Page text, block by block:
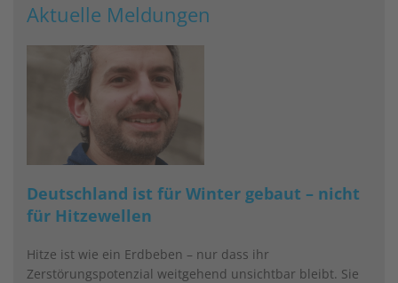
Aktuelle Meldungen
Deutschland ist für Winter gebaut – nicht
für Hitzewellen
Hitze ist wie ein Erdbeben – nur dass ihr
Zerstörungspotenzial weitgehend unsichtbar bleibt. Sie